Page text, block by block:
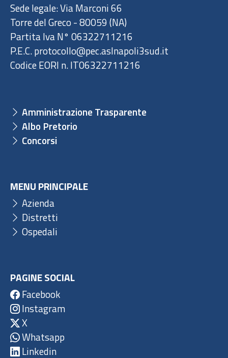
Sede legale: Via Marconi 66
Torre del Greco - 80059 (NA)
Partita Iva N° 06322711216
P.E.C. protocollo@pec.aslnapoli3sud.it
Codice EORI n. IT06322711216
Amministrazione Trasparente
Albo Pretorio
Concorsi
MENU PRINCIPALE
Azienda
Distretti
Ospedali
PAGINE SOCIAL
Facebook
Instagram
X
Whatsapp
Linkedin